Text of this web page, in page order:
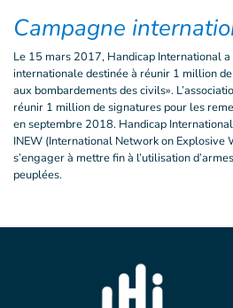
Campagne
Le 15 mars 2017, Handicap International
internationale destinée à réunir 1 million
aux bombardements des civils».
réunir 1 million de signatures pour les
en septembre 2018. Handicap
INEW (International Network on Explosive
s’engager à mettre fin à l’utilisation
peuplées.